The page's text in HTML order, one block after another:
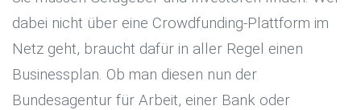
dabei nicht über eine Crowdfunding-Plattform im
Netz geht, braucht dafür in aller Regel einen
Businessplan. Ob man diesen nun der
Bundesagentur für Arbeit, einer Bank oder